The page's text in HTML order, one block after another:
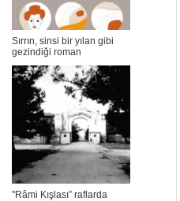
Sırrın, sinsi bir yılan gibi
gezindiği roman
"Râmi Kışlası” raflarda